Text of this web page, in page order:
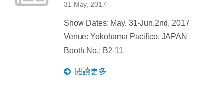
31 May, 2017
Show Dates: May, 31-Jun,2nd, 2017
Venue: Yokohama Pacifico, JAPAN
Booth No.: B2-11
閱讀更多